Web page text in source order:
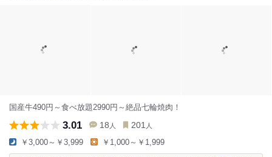
国産牛490円～食べ放題2990円～絶品七輪焼肉！
3.01 18 人 201 人
￥3,000～￥3,999 ￥1,000～￥1,999